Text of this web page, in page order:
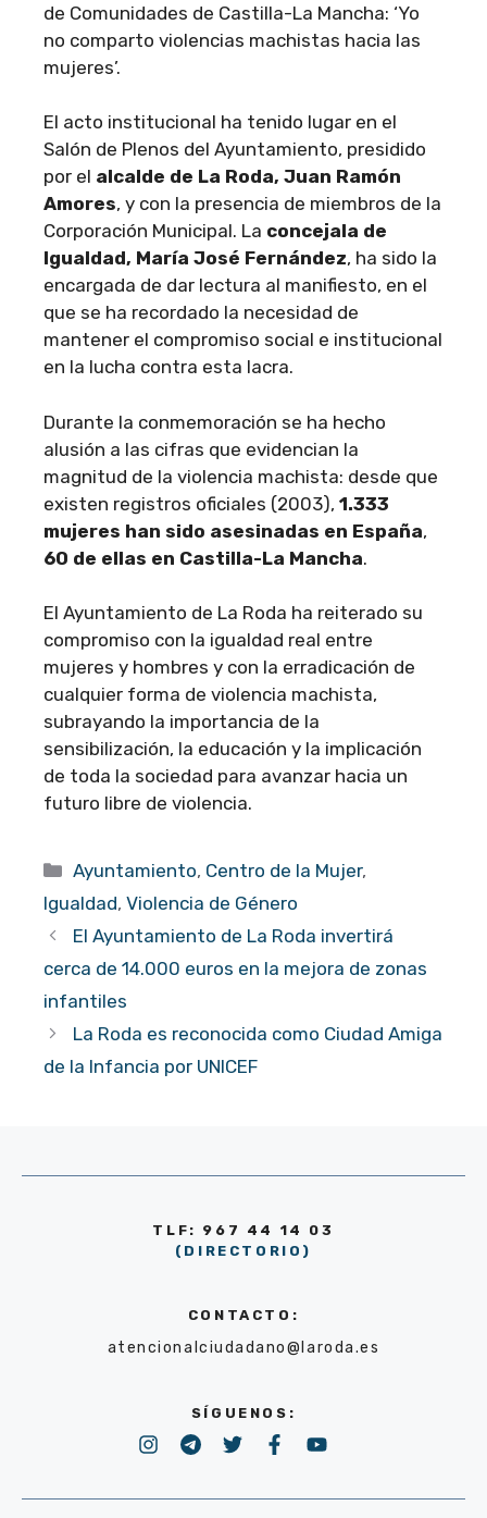
de Comunidades de Castilla-La Mancha: ‘Yo
no comparto violencias machistas hacia las
mujeres’.
El acto institucional ha tenido lugar en el
Salón de Plenos del Ayuntamiento, presidido
por el alcalde de La Roda, Juan Ramón
Amores, y con la presencia de miembros de la
Corporación Municipal. La concejala de
Igualdad, María José Fernández, ha sido la
encargada de dar lectura al manifiesto, en el
que se ha recordado la necesidad de
mantener el compromiso social e institucional
en la lucha contra esta lacra.
Durante la conmemoración se ha hecho
alusión a las cifras que evidencian la
magnitud de la violencia machista: desde que
existen registros oficiales (2003), 1.333
mujeres han sido asesinadas en España,
60 de ellas en Castilla-La Mancha.
El Ayuntamiento de La Roda ha reiterado su
compromiso con la igualdad real entre
mujeres y hombres y con la erradicación de
cualquier forma de violencia machista,
subrayando la importancia de la
sensibilización, la educación y la implicación
de toda la sociedad para avanzar hacia un
futuro libre de violencia.
Categorías
Ayuntamiento, Centro de la Mujer,
Igualdad, Violencia de Género
El Ayuntamiento de La Roda invertirá
cerca de 14.000 euros en la mejora de zonas
infantiles
La Roda es reconocida como Ciudad Amiga
de la Infancia por UNICEF
TLF: 967 44 14 03
(DIRECTORIO)
CONTACTO:
atencionalciudadano@laroda.es
SÍGUENOS: